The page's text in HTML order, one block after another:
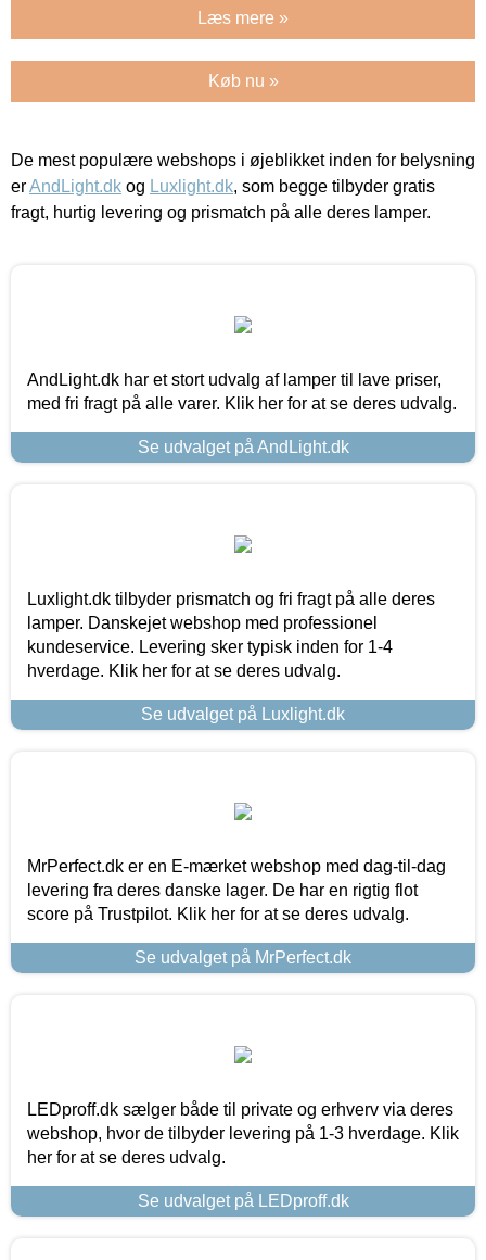
Læs mere »
Køb nu »
De mest populære webshops i øjeblikket inden for belysning
erAndLight.dk og Luxlight.dk, som begge tilbyder gratis
fragt, hurtig levering og prismatch på alle deres lamper.
AndLight.dk har et stort udvalg af lamper til lave priser,
med fri fragt på alle varer. Klik her for at se deres udvalg.
Se udvalget på AndLight.dk
Luxlight.dk tilbyder prismatch og fri fragt på alle deres
lamper. Danskejet webshop med professionel
kundeservice. Levering sker typisk inden for 1-4
hverdage. Klik her for at se deres udvalg.
Se udvalget på Luxlight.dk
MrPerfect.dk er en E-mærket webshop med dag-til-dag
levering fra deres danske lager. De har en rigtig flot
score på Trustpilot. Klik her for at se deres udvalg.
Se udvalget på MrPerfect.dk
LEDproff.dk sælger både til private og erhverv via deres
webshop, hvor de tilbyder levering på 1-3 hverdage. Klik
her for at se deres udvalg.
Se udvalget på LEDproff.dk